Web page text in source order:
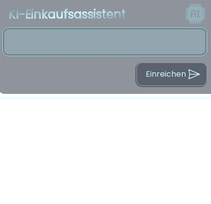
KI-Einkaufsassistent
Einreichen